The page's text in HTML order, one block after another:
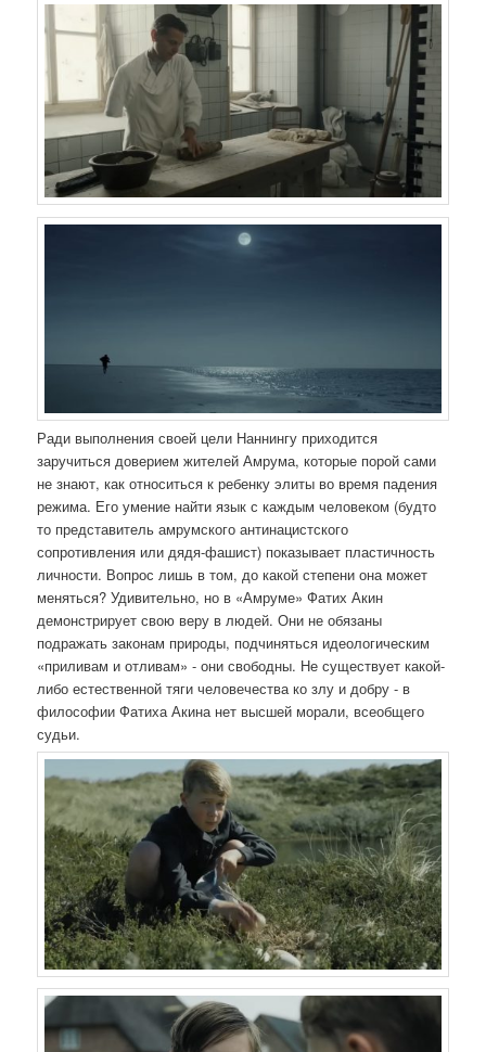
Ради выполнения своей цели Наннингу приходится
заручиться доверием жителей Амрума, которые порой сами
не знают, как относиться к ребенку элиты во время падения
режима. Его умение найти язык с каждым человеком (будто
то представитель амрумского антинацистского
сопротивления или дядя-фашист) показывает пластичность
личности. Вопрос лишь в том, до какой степени она может
меняться? Удивительно, но в «Амруме» Фатих Акин
демонстрирует свою веру в людей. Они не обязаны
подражать законам природы, подчиняться идеологическим
«приливам и отливам» - они свободны. Не существует какой-
либо естественной тяги человечества ко злу и добру - в
философии Фатиха Акина нет высшей морали, всеобщего
судьи.